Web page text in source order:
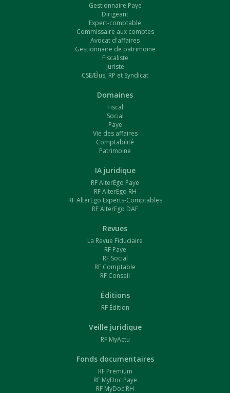
Gestionnaire Paye
Dirigeant
Expert-comptable
Commissaire aux comptes
Avocat d'affaires
Gestionnaire de patrimoine
Fiscaliste
Juriste
CSE/Élus, RP et Syndicat
Domaines
Fiscal
Social
Paye
Vie des affaires
Comptabilité
Patrimoine
IA juridique
RF AlterEgo Paye
RF AlterEgo RH
RF AlterEgo Experts-Comptables
RF AlterEgo DAF
Revues
La Revue Fiduciaire
RF Paye
RF Social
RF Comptable
RF Conseil
Éditions
RF Édition
Veille juridique
RF MyActu
Fonds documentaires
RF Premium
RF MyDoc Paye
RF MyDoc RH